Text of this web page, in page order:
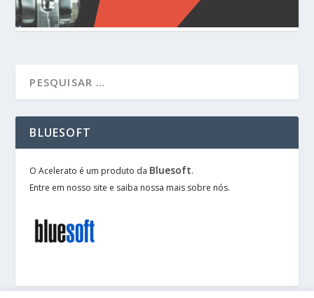
BLUESOFT
O Acelerato é um produto da Bluesoft.
Entre em nosso site e saiba nossa mais sobre nós.